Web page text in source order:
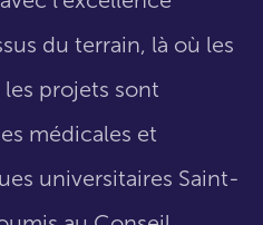
du terrain, là où les
projets sont
médicales et
universitaires Saint-